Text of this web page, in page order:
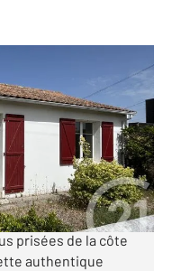
l'une des
prisées de la côte
authentique